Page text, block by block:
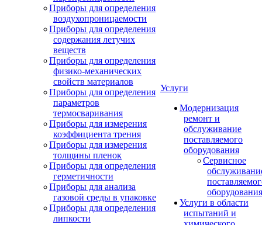
Приборы для определения
воздухопроницаемости
Приборы для определения
содержания летучих
веществ
Приборы для определения
физико-механических
свойств материалов
Приборы для определения
параметров
термосваривания
Приборы для измерения
коэффициента трения
Приборы для измерения
толщины пленок
Приборы для определения
герметичности
Приборы для анализа
газовой среды в упаковке
Приборы для определения
липкости
Услуги
Модернизация
ремонт и
обслуживание
поставляемого
оборудования
Сервисное
оборудования
Услуги в области
испытаний и